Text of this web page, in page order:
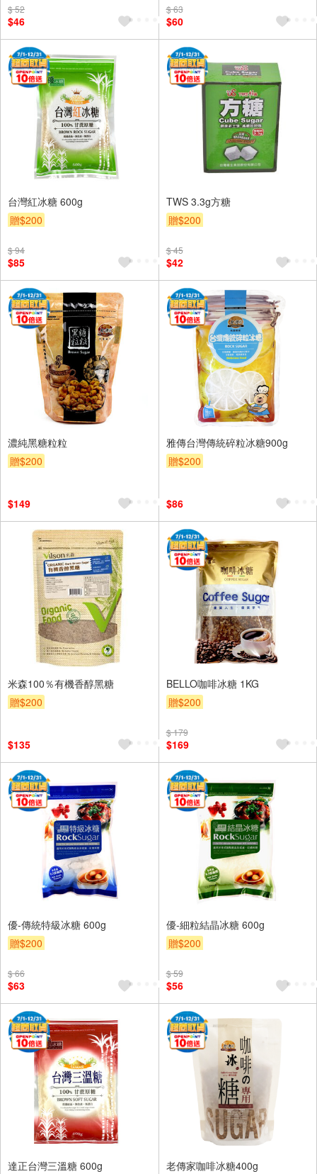
$ 52
$46
$ 63
$60
台灣紅冰糖 600g
贈$200
$ 94
$85
TWS 3.3g方糖
贈$200
$ 45
$42
濃純黑糖粒粒
贈$200
$149
雅傳台灣傳統碎粒冰糖900g
贈$200
$86
米森100％有機香醇黑糖
贈$200
$135
BELLO咖啡冰糖 1KG
贈$200
$ 179
$169
優-傳統特級冰糖 600g
贈$200
$ 66
$63
優-細粒結晶冰糖 600g
贈$200
$ 59
$56
達正台灣三溫糖 600g
老傳家咖啡冰糖400g